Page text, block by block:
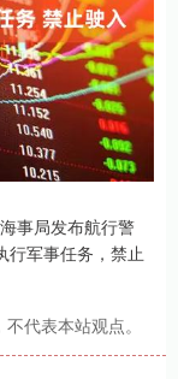
事局发布航行警
行军事任务，禁止
代表本站观点。